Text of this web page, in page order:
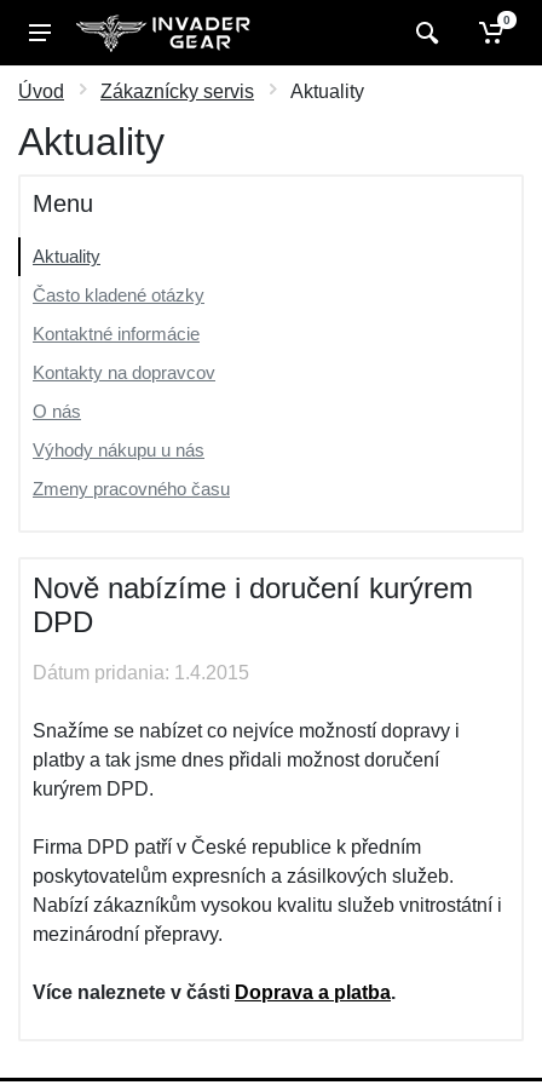
0
Úvod Zákaznícky servis Aktuality
Aktuality
Menu
Aktuality
Často kladené otázky
Kontaktné informácie
Kontakty na dopravcov
O nás
Výhody nákupu u nás
Zmeny pracovného času
Nově nabízíme i doručení kurýrem
DPD
Dátum pridania: 1.4.2015
Snažíme se nabízet co nejvíce možností dopravy i
platby a tak jsme dnes přidali možnost doručení
kurýrem DPD.
Firma DPD patří v České republice k předním
poskytovatelům expresních a zásilkových služeb.
Nabízí zákazníkům vysokou kvalitu služeb vnitrostátní i
mezinárodní přepravy.
Více naleznete v části Doprava a platba.